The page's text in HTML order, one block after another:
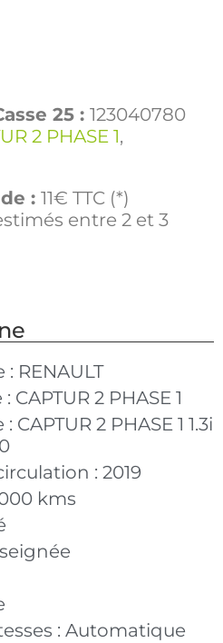
25 : 123040780
2 PHASE 1,
: 11€ TTC (*)
entre 2 et 3
: RENAULT
: CAPTUR 2 PHASE 1
: CAPTUR 2 PHASE 1 1.3i
: 2019
kms
: Automatique